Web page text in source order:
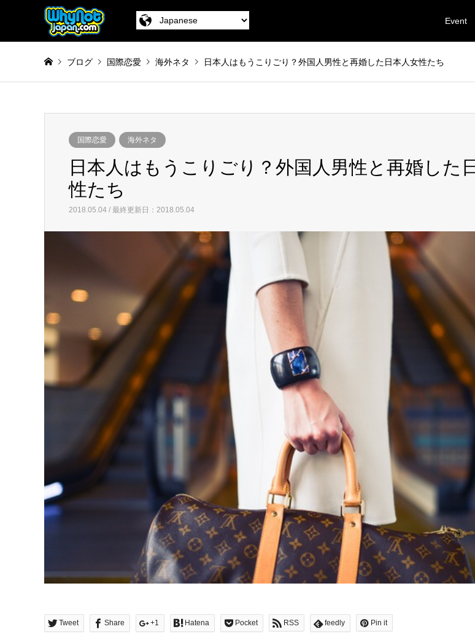
Event
ブログ 国際恋愛 海外ネタ 日本人はもうこりごり？外国人男性と再婚した日本人女性たち
国際恋愛 海外ネタ
日本人はもうこりごり？外国人男性と再婚した
性たち
2018.05.04 / 最終更新日：2018.05.04
Tweet Share +1 Hatena Pocket RSS feedly Pin it